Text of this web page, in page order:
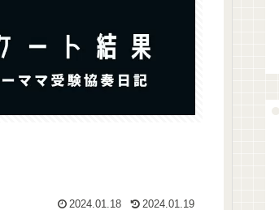
2024.01.18 2024.01.19